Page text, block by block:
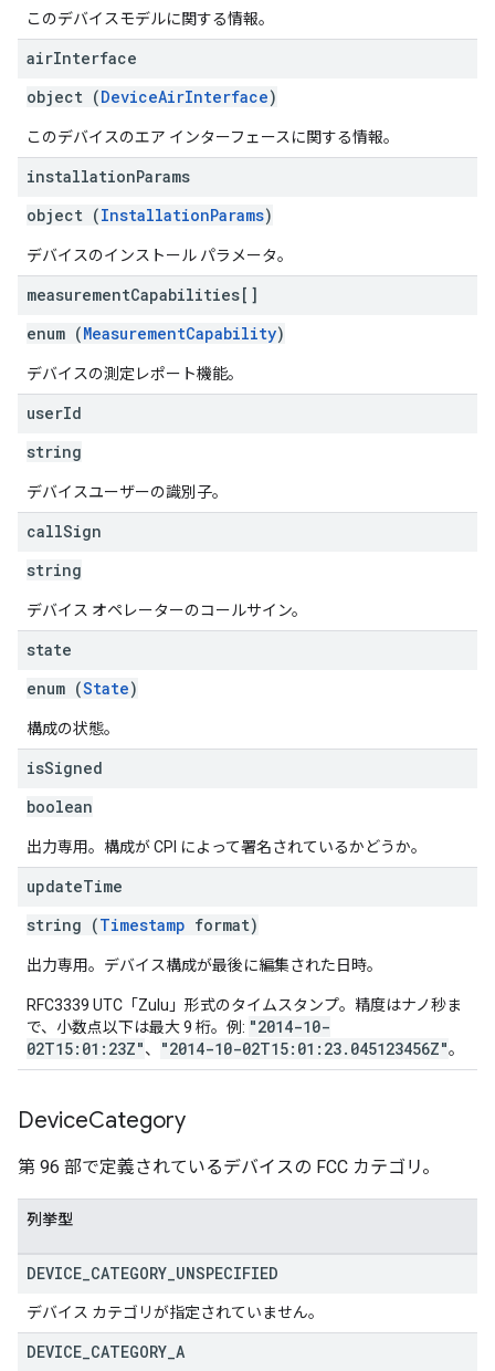
このデバイスモデルに関する情報。
airInterface
object (DeviceAirInterface)
このデバイスのエア インターフェースに関する情報。
installationParams
object (InstallationParams)
デバイスのインストール パラメータ。
measurementCapabilities[]
enum (MeasurementCapability)
デバイスの測定レポート機能。
userId
string
デバイスユーザーの識別子。
callSign
string
デバイス オペレーターのコールサイン。
state
enum (State)
構成の状態。
isSigned
boolean
出力専用。構成が CPI によって署名されているかどうか。
updateTime
string (Timestamp format)
出力専用。デバイス構成が最後に編集された日時。
RFC3339 UTC「Zulu」形式のタイムスタンプ。精度はナノ秒ま
で、小数点以下は最大 9 桁。例: "2014-10-
02T15:01:23Z"、 "2014-10-02T15:01:23.045123456Z"。
DeviceCategory
第 96 部で定義されているデバイスの FCC カテゴリ。
列挙型
DEVICE CATEGORY UNSPECIFIED
デバイス カテゴリが指定されていません。
DEVICE CATEGORY A